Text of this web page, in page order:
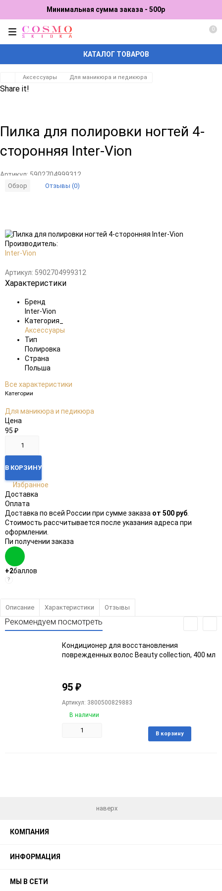
Минимальная сумма заказа - 500р
КАТАЛОГ ТОВАРОВ
0
Аксессуары Для маникюра и педикюра
Share it!
Пилка для полировки ногтей 4-
сторонняя Inter-Vion
Артикул: 5902704999312
Обзор Отзывы (0)
в
избранное
Производитель:
Inter-Vion
Артикул: 5902704999312
Характеристики
Бренд
Inter-Vion
Категория_
Аксессуары
Тип
Полировка
Страна
Польша
Все характеристики
Категории
Для маникюра и педикюра
Цена
95 ₽
В КОРЗИНУ
Избранное
Доставка
Оплата
Доставка по всей России при сумме заказа от 500 руб
Стоимость рассчитывается после указания адреса при
оформлении.
Пи получении заказа
+2баллов
?
Описание Характеристики Отзывы
Рекомендуем посмотреть
Кондиционер для восстановления
поврежденных волос Beauty collection, 400 мл
95 ₽
Артикул: 3800500829883
В наличии
В корзину
наверх
КОМПАНИЯ
ИНФОРМАЦИЯ
МЫ В СЕТИ